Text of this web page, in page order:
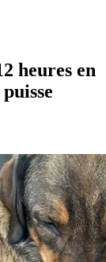
heures en